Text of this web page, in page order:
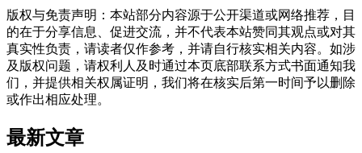
版权与免责声明 ： 本站部分内容源于公开渠道或网络推荐，目
的在于分享信息、促进交流，并不代表本站赞同其观点或对其
真实性负责，请读者仅作参考，并请自行核实相关内容。如涉
及版权问题，请权利人及时通过本页底部联系方式书面通知我
们，并提供相关权属证明，我们将在核实后第一时间予以删除
或作出相应处理。
最新文章